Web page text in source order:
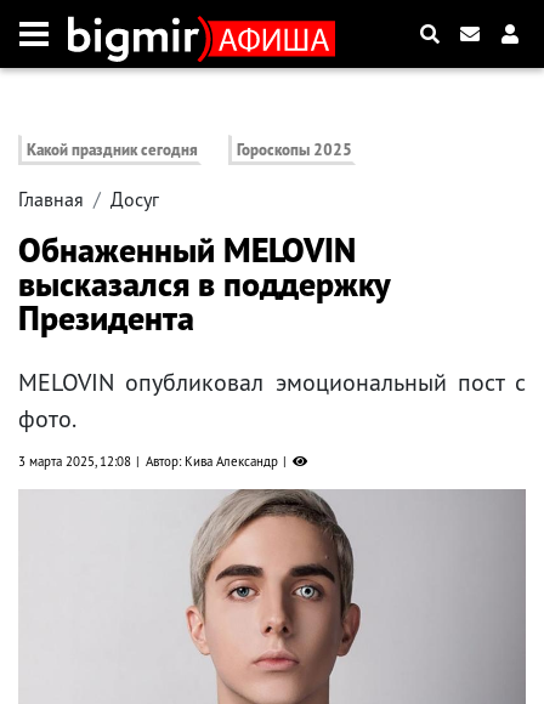
Какой праздник сегодня Гороскопы 2025
Главная Досуг
Обнаженный MELOVIN
высказался в поддержку
Президента
MELOVIN опубликовал эмоциональный пост с
фото.
3 марта 2025, 12:08 Автор: Кива Александр